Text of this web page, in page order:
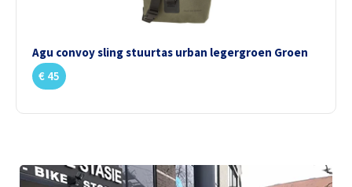
Agu convoy sling stuurtas urban legergroen Groen
€ 45